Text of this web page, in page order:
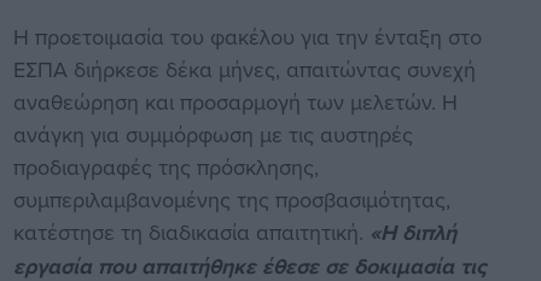
Η προετοιμασία του φακέλου για την ένταξη στο
ΕΣΠΑ διήρκεσε δέκα μήνες, απαιτώντας συνεχή
αναθεώρηση και προσαρμογή των μελετών. Η
ανάγκη για συμμόρφωση με τις αυστηρές
προδιαγραφές της πρόσκλησης,
συμπεριλαμβανομένης της προσβασιμότητας,
κατέστησε τη διαδικασία απαιτητική. «Η διπλή
εργασία που απαιτήθηκε έθεσε σε δοκιμασία τις